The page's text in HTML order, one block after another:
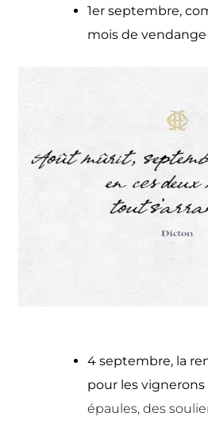
1er septembre,
mois de
4 septembre, la
pour les vignerons
épaules, des